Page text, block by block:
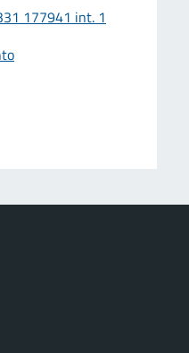
177941 int. 1